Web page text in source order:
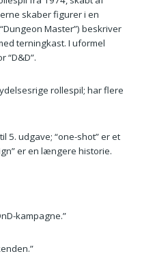
skaber figurer i en
Master”) beskriver
terningkast. I uformel
“D&D”.
rollespil; har flere
5. udgave; “one-shot” er et
er en længere historie.
kampagne.”